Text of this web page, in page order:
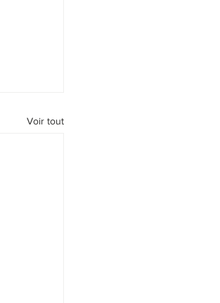
Voir tout